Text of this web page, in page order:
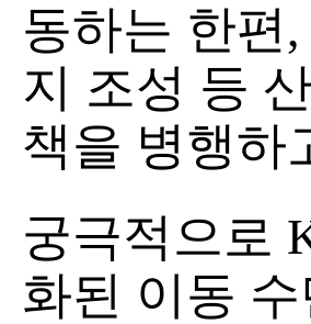
동하는 한편
지 조성 등
책을 병행하
궁극적으로
화된 이동